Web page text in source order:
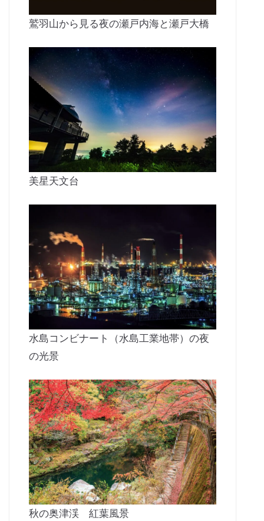
鷲羽山から見る夜の瀬戸内海と瀬戸大橋
美星天文台
水島コンビナート（水島工業地帯）の夜
の光景
秋の奥津渓 紅葉風景